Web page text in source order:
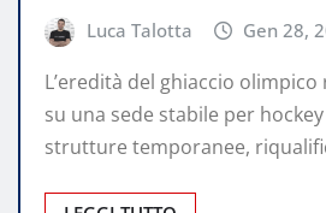
Luca Talotta Gen 28,
L’eredità del ghiaccio
su una sede stabile per
strutture temporanee,